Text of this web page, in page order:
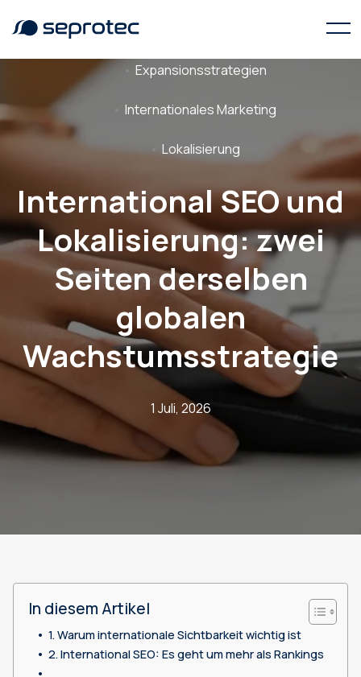
Expansionsstrategien
Internationales Marketing
Lokalisierung
International SEO und
Lokalisierung: zwei
Seiten derselben
globalen
Wachstumsstrategie
1 Juli, 2026
In diesem Artikel
Warum internationale Sichtbarkeit wichtig ist
International SEO: Es geht um mehr als Rankings